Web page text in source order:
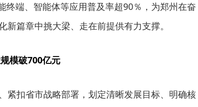
终端、智能体等应用普及率超90％，为郑州在奋
篇章中挑大梁、走在前提供有力支撑。
模破700亿元
紧扣省市战略部署，划定清晰发展目标、明确核